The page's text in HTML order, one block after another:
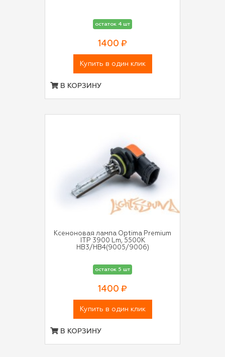
остаток 4 шт
1400 ₽
Купить в один клик
В КОРЗИНУ
Ксеноновая лампа Optima Premium
ITP 3900 Lm, 5500K
HB3/HB4(9005/9006)
остаток 5 шт
1400 ₽
Купить в один клик
В КОРЗИНУ